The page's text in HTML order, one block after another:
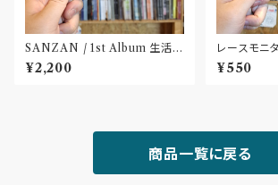
SANZAN / 1st Album 生活の
名残(CD)〝静岡県三島市〟
¥2,200
レースモニ
ー(CD-R)
¥550
商品一覧に戻る